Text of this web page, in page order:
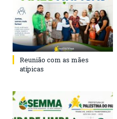
Reunião com as mães
atípicas